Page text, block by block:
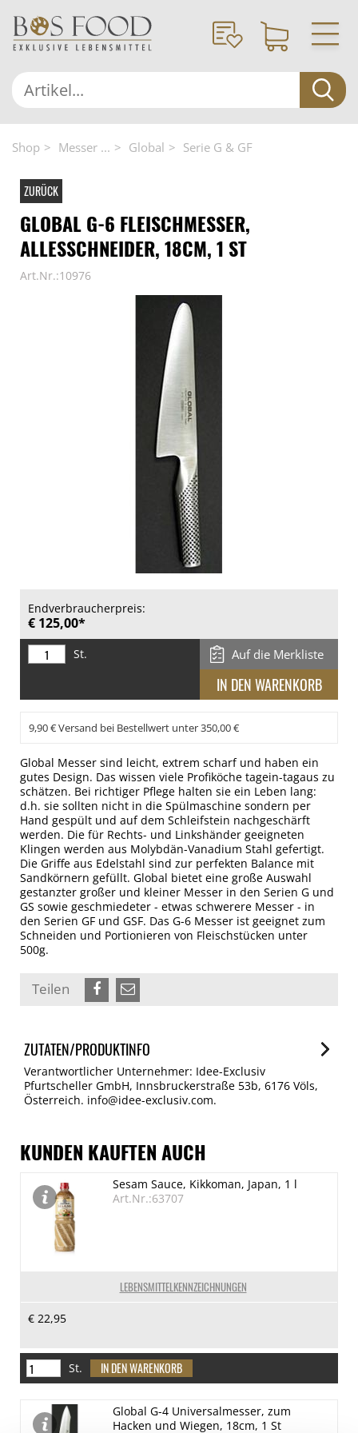
Shop Messer ... Global Serie G & GF
ZURÜCK
GLOBAL G-6 FLEISCHMESSER,
ALLESSCHNEIDER, 18CM, 1 ST
Art.Nr.:10976
Endverbraucherpreis:
€ 125,00*
St. Auf die Merkliste
9,90 € Versand bei Bestellwert unter 350,00 €
Global Messer sind leicht, extrem scharf und haben ein
gutes Design. Das wissen viele Profiköche tagein-tagaus zu
schätzen. Bei richtiger Pflege halten sie ein Leben lang:
d.h. sie sollten nicht in die Spülmaschine sondern per
Hand gespült und auf dem Schleifstein nachgeschärft
werden. Die für Rechts- und Linkshänder geeigneten
Klingen werden aus Molybdän-Vanadium Stahl gefertigt.
Die Griffe aus Edelstahl sind zur perfekten Balance mit
Sandkörnern gefüllt. Global bietet eine große Auswahl
gestanzter großer und kleiner Messer in den Serien G und
GS sowie geschmiedeter - etwas schwerere Messer - in
den Serien GF und GSF. Das G-6 Messer ist geeignet zum
Schneiden und Portionieren von Fleischstücken unter
500g.
Teilen
ZUTATEN/PRODUKTINFO
Verantwortlicher Unternehmer: Idee-Exclusiv
Pfurtscheller GmbH, Innsbruckerstraße 53b, 6176 Völs,
Österreich. info@idee-exclusiv.com.
KUNDEN KAUFTEN AUCH
LEBENSMITTELKENNZEICHNUNGEN
Sesam Sauce, Kikkoman, Japan, 1 l
Art.Nr.:63707
€ 22,95
St.
Global G-4 Universalmesser, zum
Hacken und Wiegen, 18cm, 1 St